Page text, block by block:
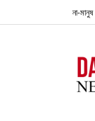
না-মানুষ